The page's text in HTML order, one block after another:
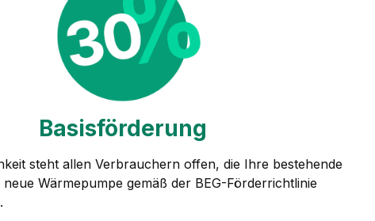
Basisförderung
steht allen Verbrauchern offen, die Ihre bestehende
Wärmepumpe gemäß der BEG-Förderrichtlinie